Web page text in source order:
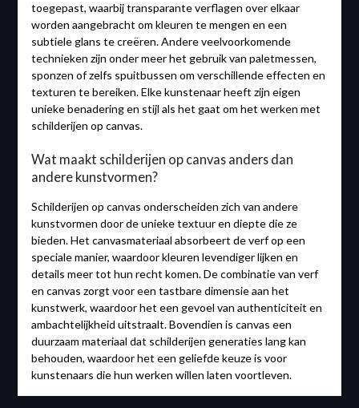
toegepast, waarbij transparante verflagen over elkaar
worden aangebracht om kleuren te mengen en een
subtiele glans te creëren. Andere veelvoorkomende
technieken zijn onder meer het gebruik van paletmessen,
sponzen of zelfs spuitbussen om verschillende effecten en
texturen te bereiken. Elke kunstenaar heeft zijn eigen
unieke benadering en stijl als het gaat om het werken met
schilderijen op canvas.
Wat maakt schilderijen op canvas anders dan
andere kunstvormen?
Schilderijen op canvas onderscheiden zich van andere
kunstvormen door de unieke textuur en diepte die ze
bieden. Het canvasmateriaal absorbeert de verf op een
speciale manier, waardoor kleuren levendiger lijken en
details meer tot hun recht komen. De combinatie van verf
en canvas zorgt voor een tastbare dimensie aan het
kunstwerk, waardoor het een gevoel van authenticiteit en
ambachtelijkheid uitstraalt. Bovendien is canvas een
duurzaam materiaal dat schilderijen generaties lang kan
behouden, waardoor het een geliefde keuze is voor
kunstenaars die hun werken willen laten voortleven.